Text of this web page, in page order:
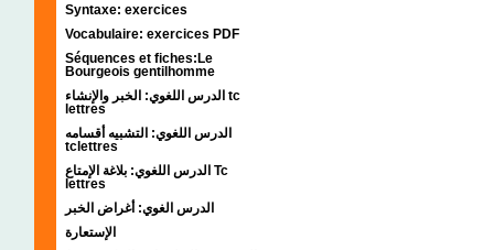
Syntaxe: exercices
Vocabulaire: exercices PDF
Séquences et fiches:Le
Bourgeois gentilhomme
الدرس اللغوي: الخبر والإنشاء tc
lettres
الدرس اللغوي: التشبيه أقسامه
tclettres
الدرس اللغوي: بلاغة الإمتاع Tc
lettres
الدرس الغوي: أغراض الخبر
الإستعارة